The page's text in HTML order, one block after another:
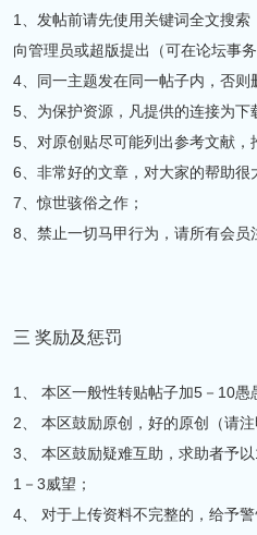
1、发帖前请先使用关键词全文搜
向管理员或超版提出（可在论坛事
4、同一主题发在同一帖子内，否
5、为保护资源，凡提供的连接为下
5、对原创贴尽可能列出参考文献
6、非常好的文章，对大家的帮助很
7、惊世骇俗之作；
8、禁止一切马甲行为，请所有会
三 奖励及惩罚
1、 本区一般性转贴帖子加5－10
2、 本区鼓励原创，好的原创（请
3、 本区鼓励疑难互助，求助者予
1－3威望；
4、 对于上传资料不完整的，给予